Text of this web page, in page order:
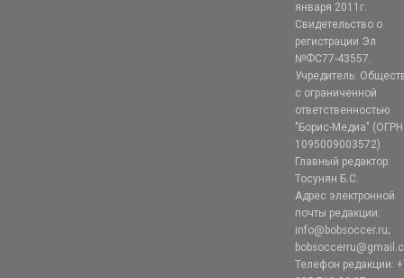
января 2011г.
Свидетельство о
регистрации Эл
№ФС77-43557.
Учредитель:
с ограниченной
ответственностью
"Борис-Медиа" (ОГРН
1095009003572)
Главный редактор:
Тосунян Б.С.
Адрес электронной
почты редакции:
info@bobsoccer.ru;
Телефон редакции: